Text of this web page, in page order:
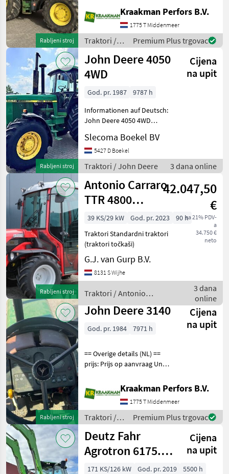
Rabljeni stroj
Aantal hydrauliekventielen:
3 Aftakastoerental achter:
540 + 540E + 1000 Hy
Kraakman Perfors B.V.
1775 T Middenmeer
Traktori /
John Deere
Premium Plus trgovac
Rabljeni stroj
John Deere 4050
4WD
Cijena
na upit
God. pr. 1987
9787 h
Informationen auf Deutsch:
John Deere 4050 4WD
Betriebsstunden 9787 John
Deere 7, 6-Liter-6-Zylinder-
Motor Getriebe 15x4
Volllastschaltung Höchstg
Slecoma Boekel BV
5427 D Boekel
Traktori / John Deere 3 dana online
Rabljeni stroj
Antonio Carraro
TTR 4800
Minitractor |
2023 | 90h
42.047,50
€
sa 21% PDV-
a
34.750 €
neto
39 KS/29 kW God. pr. 2023
90 h
Traktori Standardni traktori
(traktori točkaši)
G.J. van Gurp B.V.
8131 S Wijhe
Traktori / Antonio
Carraro
3 dana
online
Rabljeni stroj
John Deere 3140
Cijena
na upit
God. pr. 1984 7971 h
== Overige details (NL) ==
prijs: Prijs op aanvraag Unit:
189 Aftakastoerental
achter: 540 Traktori
Standardni traktori (traktori
t
Kraakman Perfors B.V.
1775 T Middenmeer
Traktori /
John Deere
Premium Plus trgovac
Deutz Fahr
Agrotron 6175.4
TTV
Cijena
na upit
171 KS/126 kW God. pr. 2019
5500 h